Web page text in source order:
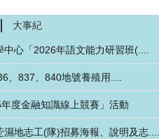
大事紀
心「2026年語文能力研習班(....
、837、840地號養殖用....
度金融知識線上競賽」活動
地志工(隊)招募海報、說明及志....